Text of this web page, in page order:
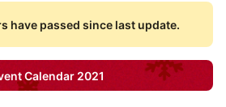
have passed since last update.
Calendar 2021